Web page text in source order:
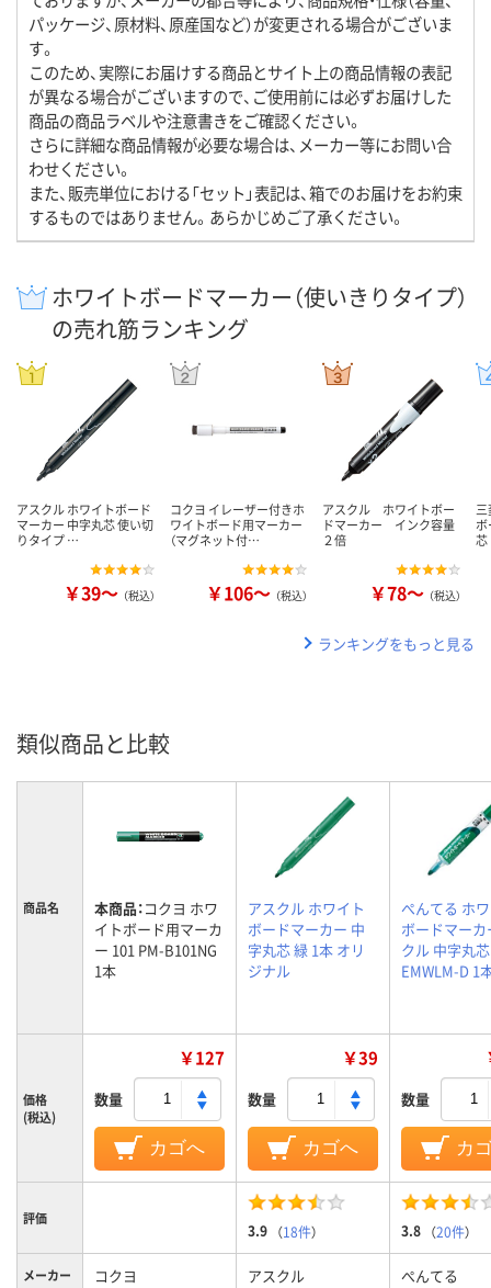
パッケージ、原材料、原産国など）が変更される場合がございま
す。
このため、実際にお届けする商品とサイト上の商品情報の表記
が異なる場合がございますので、ご使用前には必ずお届けした
商品の商品ラベルや注意書きをご確認ください。
さらに詳細な商品情報が必要な場合は、メーカー等にお問い合
わせください。
また、販売単位における「セット」表記は、箱でのお届けをお約束
するものではありません。あらかじめご了承ください。
ホワイトボードマーカー（使いきりタイプ）
の売れ筋ランキング
アスクル ホワイトボード
マーカー 中字丸芯 使い切
りタイプ …
￥39～ （税込）
コクヨ イレーザー付きホ
ワイトボード用マーカー
（マグネット付…
￥106～ （税込）
アスクル ホワイトボー
ドマーカー インク容量
２倍
￥78～ （税込）
芯
ランキングをもっと見る
類似商品と比較
商品名 本商品：コクヨ ホワ
イトボード用マーカ
ー 101 PM-B101NG
1本
アスクル ホワイト
ボードマーカー 中
字丸芯 緑 1本 オリ
ジナル
ぺんてる ホ
ボードマー
クル 中字丸
EMWLM-D 1
価格
(税込)
￥127
数量
カゴへ
￥39
数量
カゴへ
数量
カ
評価
3.9 （18件） 3.8 （20件）
メーカー コクヨ アスクル ぺんてる